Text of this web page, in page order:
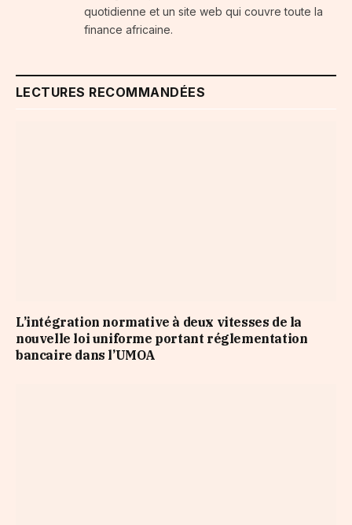
quotidienne et un site web qui couvre toute la
finance africaine.
LECTURES RECOMMANDÉES
L’intégration normative à deux vitesses de la
nouvelle loi uniforme portant réglementation
bancaire dans l’UMOA